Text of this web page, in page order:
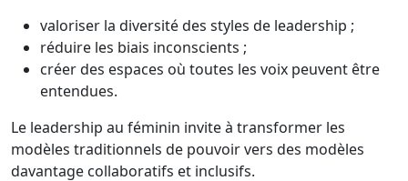
valoriser la diversité des styles de leadership ;
réduire les biais inconscients ;
créer des espaces où toutes les voix peuvent être
entendues.
Le leadership au féminin invite à transformer les
modèles traditionnels de pouvoir vers des modèles
davantage collaboratifs et inclusifs.